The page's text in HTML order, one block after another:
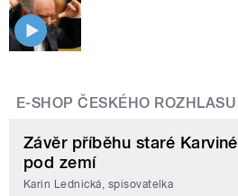
E-SHOP ČESKÉHO ROZHLASU
Závěr příběhu staré
pod zemí
Karin Lednická, spisovatelka